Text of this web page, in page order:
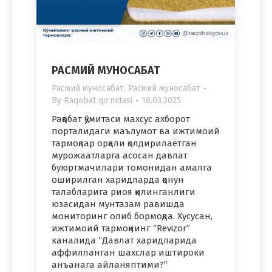
РАСМИЙ МУНОСАБАТ
Расмий муносабат, Расмий муносабат
By Raqobat qo'mitasi 16.03.2025
Рақобат қўмитаси махсус ахборот
порталидаги маълумот ва ижтимоий
тармоқлар орқали қолдирилаётган
мурожаатларга асосан давлат
буюртмачилари томонидан амалга
оширилган харидларда қонун
талабларига риоя қилинганлиги
юзасидан мунтазам равишда
мониторинг олиб бормоқда. Хусусан,
ижтимоий тармоқнинг “Revizor”
каналида “Давлат харидларида
аффилланган шахслар иштироки
анъанага айланяптими?”